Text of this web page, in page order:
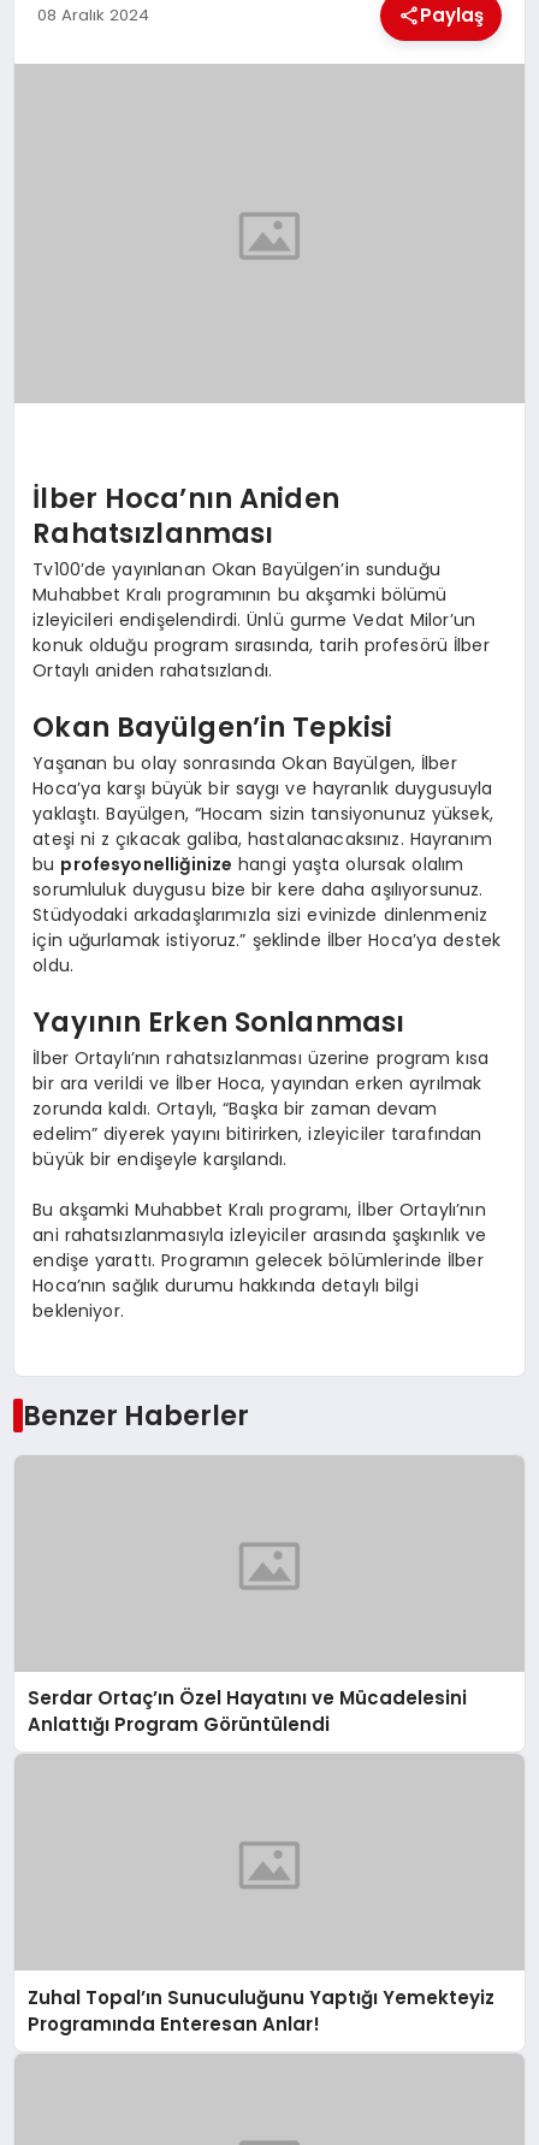
MAGAZIN
08 Aralık 2024 Paylaş
İlber Hoca’nın Aniden
Rahatsızlanması
Tv100’de yayınlanan Okan Bayülgen’in sunduğu
Muhabbet Kralı programının bu akşamki bölümü
izleyicileri endişelendirdi. Ünlü gurme Vedat Milor’un
konuk olduğu program sırasında, tarih profesörü İlber
Ortaylı aniden rahatsızlandı.
Okan Bayülgen’in Tepkisi
Yaşanan bu olay sonrasında Okan Bayülgen, İlber
Hoca’ya karşı büyük bir saygı ve hayranlık duygusuyla
yaklaştı. Bayülgen, “Hocam sizin tansiyonunuz yüksek,
ateşi ni z çıkacak galiba, hastalanacaksınız. Hayranım
bu profesyonelliğinize hangi yaşta olursak olalım
sorumluluk duygusu bize bir kere daha aşılıyorsunuz.
Stüdyodaki arkadaşlarımızla sizi evinizde dinlenmeniz
için uğurlamak istiyoruz.” şeklinde İlber Hoca’ya destek
oldu.
Yayının Erken Sonlanması
İlber Ortaylı’nın rahatsızlanması üzerine program kısa
bir ara verildi ve İlber Hoca, yayından erken ayrılmak
zorunda kaldı. Ortaylı, “Başka bir zaman devam
edelim” diyerek yayını bitirirken, izleyiciler tarafından
büyük bir endişeyle karşılandı.
Bu akşamki Muhabbet Kralı programı, İlber Ortaylı’nın
ani rahatsızlanmasıyla izleyiciler arasında şaşkınlık ve
endişe yarattı. Programın gelecek bölümlerinde İlber
Hoca’nın sağlık durumu hakkında detaylı bilgi
bekleniyor.
Benzer Haberler
Serdar Ortaç’ın Özel Hayatını ve Mücadelesini
Anlattığı Program Görüntülendi
Zuhal Topal’ın Sunuculuğunu Yaptığı Yemekteyiz
Programında Enteresan Anlar!